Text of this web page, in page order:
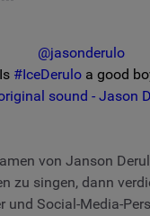
@jasonderulo
Is #IceDerulo a good
sound - Jason
von Janson
zu singen, dann
und Social-Media-